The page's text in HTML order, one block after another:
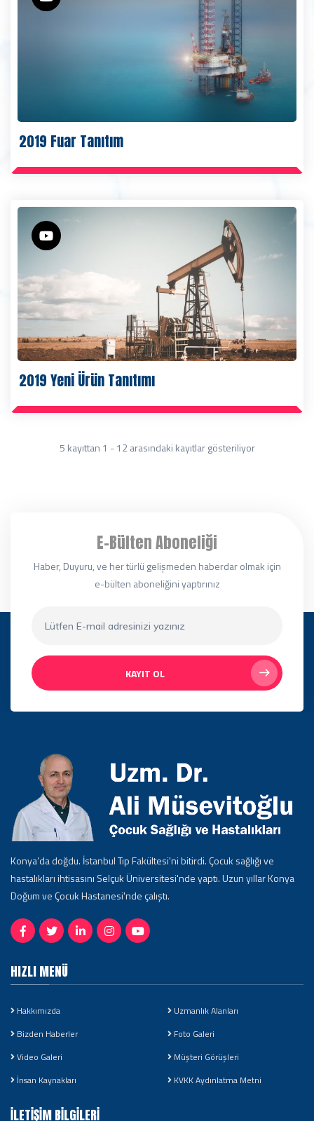
2019 Fuar Tanıtım
2019 Yeni Ürün Tanıtımı
5 kayıttan 1 - 12 arasındaki kayıtlar gösteriliyor
E-Bülten Aboneliği
Haber, Duyuru, ve her türlü gelişmeden haberdar olmak için
e-bülten aboneliğini yaptırınız
KAYIT OL
Konya’da doğdu. İstanbul Tıp Fakültesi'ni bitirdi. Çocuk sağlığı ve
hastalıkları ihtisasını Selçuk Üniversitesi'nde yaptı. Uzun yıllar Konya
Doğum ve Çocuk Hastanesi'nde çalıştı.
HIZLI MENÜ
Hakkımızda
Uzmanlık Alanları
Bizden Haberler
Foto Galeri
Video Galeri
Müşteri Görüşleri
İnsan Kaynakları
KVKK Aydınlatma Metni
İLETIŞIM BILGILERI